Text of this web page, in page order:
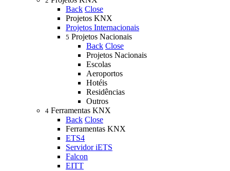
Back Close
Projetos KNX
Projetos Internacionais
5 Projetos Nacionais
Back Close
Projetos Nacionais
Escolas
Aeroportos
Hotéis
Residências
Outros
4 Ferramentas KNX
Back Close
Ferramentas KNX
ETS4
Servidor iETS
Falcon
EITT